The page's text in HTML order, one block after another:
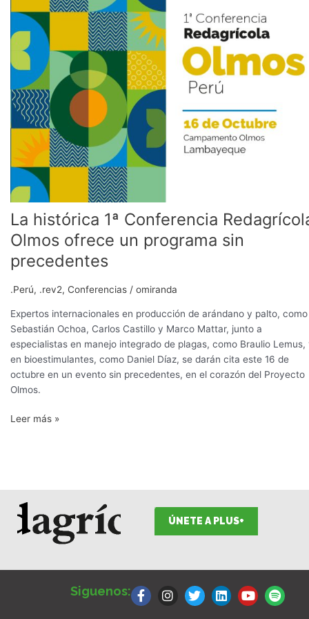
La histórica 1ª Conferencia
Olmos ofrece un programa sin
precedentes
.Perú, .rev2, Conferencias / omiranda
Expertos internacionales en producción de arándano y palto, como
Sebastián Ochoa, Carlos Castillo y Marco Mattar, junto a
especialistas en manejo integrado de plagas, como Braulio Lemus,
en bioestimulantes, como Daniel Díaz, se darán cita este 16 de
octubre en un evento sin precedentes, en el corazón del Proyecto
Olmos.
Conferencia
Redagrícola
Olmos
ofrece
programa
sin
precedentes
Leer más »
ÚNETE A PLUS+
Siguenos:
a
c
n
s
w
i
i
n
o
u
p
o